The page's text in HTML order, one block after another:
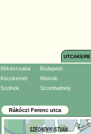
Békéscsaba
Budapest
Kecskemét
Miskolc
Szolnok
Szombathely
Rákóczi Ferenc utca